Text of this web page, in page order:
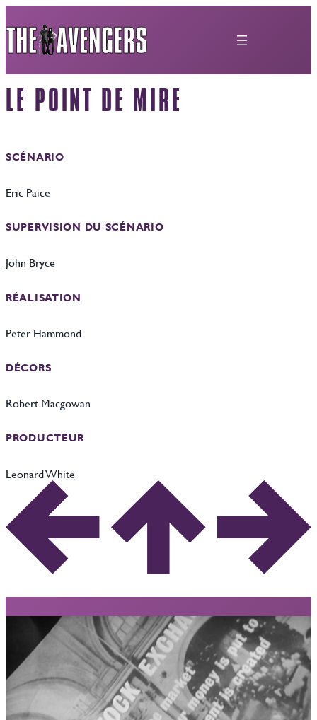
au
contenu
LE POINT DE MIRE
SCÉNARIO
Eric Paice
SUPERVISION DU SCÉNARIO
John Bryce
RÉALISATION
Peter Hammond
DÉCORS
Robert Macgowan
PRODUCTEUR
Leonard White